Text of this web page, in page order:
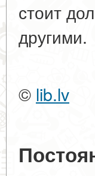
стоит
другими.
© lib.lv